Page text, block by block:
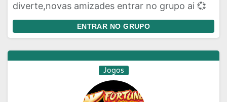
diverte,novas amizades entrar no grupo ai 💞
ENTRAR NO GRUPO
Jogos